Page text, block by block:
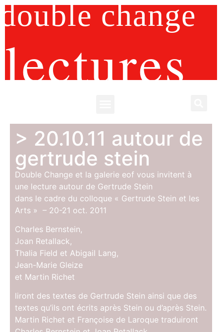
double change
lectures
> 20.10.11 autour de
gertrude stein
Double Change et la galerie eof vous invitent à
une lecture autour de Gertrude Stein
dans le cadre du colloque « Gertrude Stein et les
Arts » – 20-21 oct. 2011
Charles Bernstein,
Joan Retallack,
Thalia Field et Abigail Lang,
Jean-Marie Gleize
et Martin Richet
liront des textes de Gertrude Stein ainsi que des
textes qu’ils ont écrits après Stein ou d’après Stein.
Martin Richet et Françoise de Laroque traduiront